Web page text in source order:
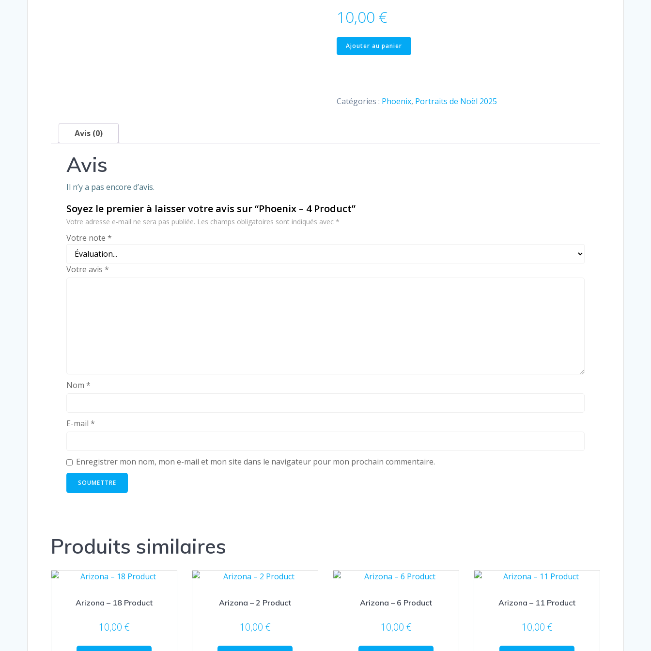
10,00 €
quantité
de
Product
Ajouter au panier
Catégories : Phoenix, Portraits de Noël 2025
Avis (0)
Avis
Il n’y a pas encore d’avis.
Soyez le premier à laisser votre avis sur “Phoenix – 4 Product”
Votre adresse e-mail ne sera pas publiée. Les champs obligatoires sont indiqués avec *
Votre note *
Votre avis *
Nom *
E-mail *
Enregistrer mon nom, mon e-mail et mon site dans le navigateur pour mon prochain commentaire.
Produits similaires
Arizona – 18 Product
10,00 €
Arizona – 2 Product
10,00 €
Arizona – 6 Product
10,00 €
Arizona – 11 Product
10,00 €